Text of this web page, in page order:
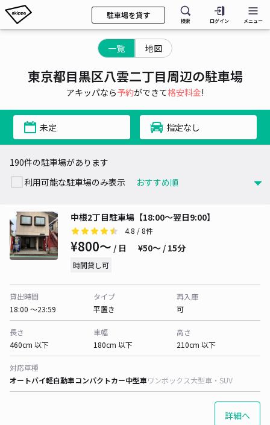
駐車場を貸す
検索 ログイン メニュー
一覧 地図
東京都目黒区八雲二丁目周辺の駐車場
アキッパなら予約ができて格安料金!
未定 指定なし
190件の駐車場があります
利用可能な駐車場のみ表示
中根2丁目駐車場【18:00～翌日9:00】
4.8 / 8件
¥800〜 / 日 ¥50〜 / 15分
時間貸し可
貸出時間
18:00 〜23:59
タイプ
平置き
再入庫
可
長さ
460cm 以下
車幅
180cm 以下
高さ
210cm 以下
対応車種
オートバイ軽自動車コンパクトカー中型車ワンボックス大型車・SUV
詳細へ